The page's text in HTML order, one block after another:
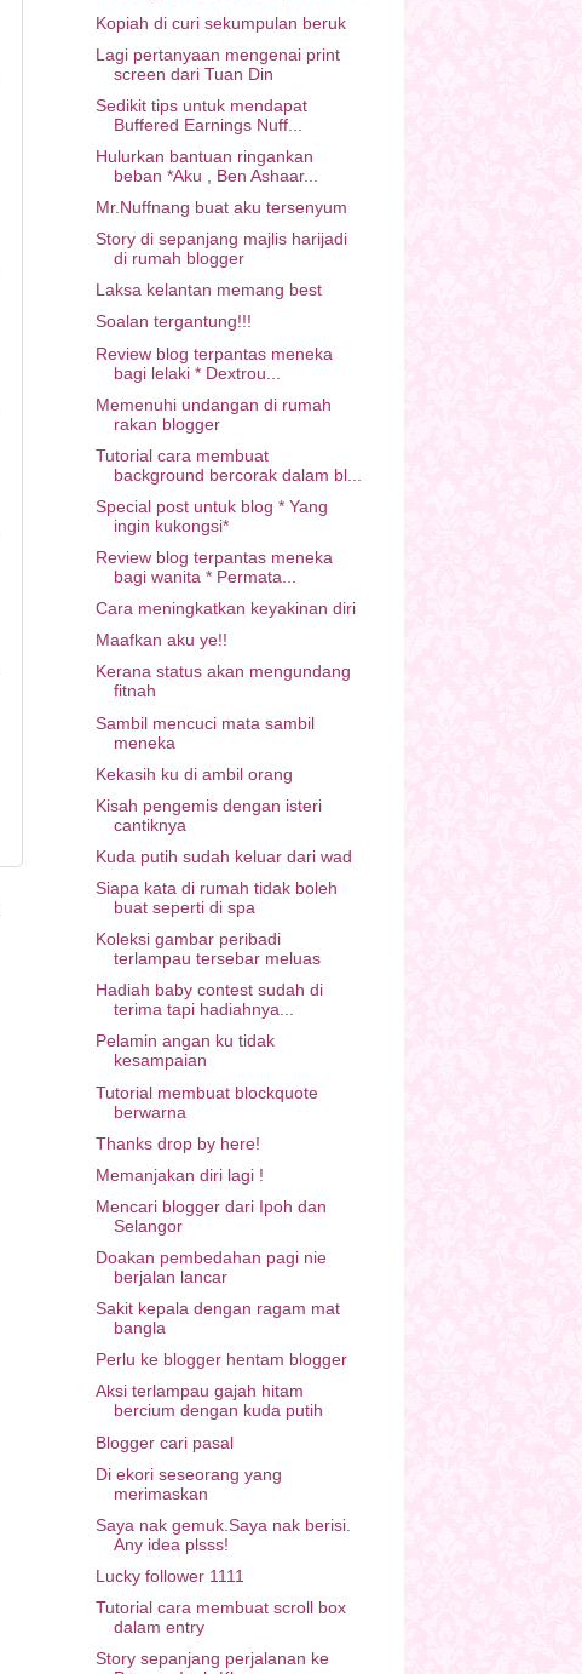
Kopiah di curi sekumpulan beruk
Lagi pertanyaan mengenai print
screen dari Tuan Din
Sedikit tips untuk mendapat
Buffered Earnings Nuff...
Hulurkan bantuan ringankan
beban *Aku , Ben Ashaar...
Mr.Nuffnang buat aku tersenyum
Story di sepanjang majlis harijadi
di rumah blogger
Laksa kelantan memang best
Soalan tergantung!!!
Review blog terpantas meneka
bagi lelaki * Dextrou...
Memenuhi undangan di rumah
rakan blogger
Tutorial cara membuat
background bercorak dalam bl...
Special post untuk blog * Yang
ingin kukongsi*
Review blog terpantas meneka
bagi wanita * Permata...
Cara meningkatkan keyakinan diri
Maafkan aku ye!!
Kerana status akan mengundang
fitnah
Sambil mencuci mata sambil
meneka
Kekasih ku di ambil orang
Kisah pengemis dengan isteri
cantiknya
Kuda putih sudah keluar dari wad
Siapa kata di rumah tidak boleh
buat seperti di spa
Koleksi gambar peribadi
terlampau tersebar meluas
Hadiah baby contest sudah di
terima tapi hadiahnya...
Pelamin angan ku tidak
kesampaian
Tutorial membuat blockquote
berwarna
Thanks drop by here!
Memanjakan diri lagi !
Mencari blogger dari Ipoh dan
Selangor
Doakan pembedahan pagi nie
berjalan lancar
Sakit kepala dengan ragam mat
bangla
Perlu ke blogger hentam blogger
Aksi terlampau gajah hitam
bercium dengan kuda putih
Blogger cari pasal
Di ekori seseorang yang
merimaskan
Saya nak gemuk.Saya nak berisi.
Any idea plsss!
Lucky follower 1111
Tutorial cara membuat scroll box
dalam entry
Story sepanjang perjalanan ke